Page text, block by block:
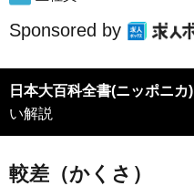
Sponsored by
日本大百科全書(ニッポニカ)
い解説
較差（かくさ）